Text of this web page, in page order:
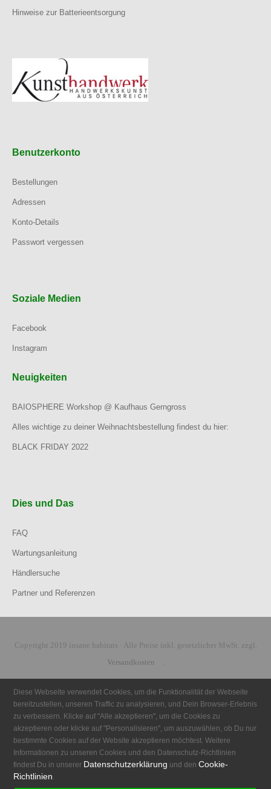
Hinweise zur Batterieentsorgung
Benutzerkonto
Bestellungen
Adressen
Konto-Details
Passwort vergessen
Soziale Medien
Facebook
Instagram
Neuigkeiten
BAIOSPHERE Workshop @ Kaufhaus Gerngross
Alles wichtige zu deiner Weihnachtsbestellung findest du hier:
BLACK FRIDAY 2022
Dies und Das
FAQ
Wartungsanleitung
Händlersuche
Partner und Referenzen
Copyright 2019 insane habitats · Alle Preise inkl. gesetzlicher MwSt. zzgl.
Versandkosten
.
Diese Webseite verwendet Cookies, um die Funktionalität der Webseite
bereitzustellen, unseren Traffic zu analysieren, und Dein Browser-Erlebnis
zu verbessern. Klicke auf "Alle akzeptieren", um die Cookies zu
akzeptieren oder klicke auf "Personalisieren", um auszuwählen, ob Du nur
bestimmte Cookies auf der Website akzeptieren möchtest. Weitere
Informationen zu unseren Cookies und den Datenschutz-Richtlinien
findest Du in unserer Datenschutzerklärung und denCookie-
Richtlinien.